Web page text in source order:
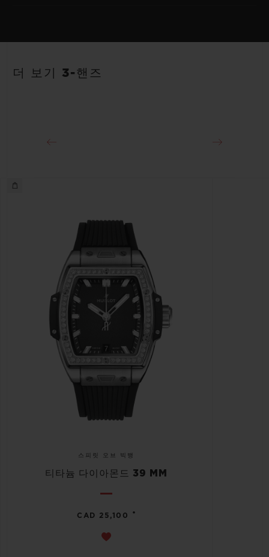
40시간
스트랩
더 보기 3-핸즈
스피릿 오브 빅뱅
티타늄 다이아몬드 39 MM
CAD 25,100 •